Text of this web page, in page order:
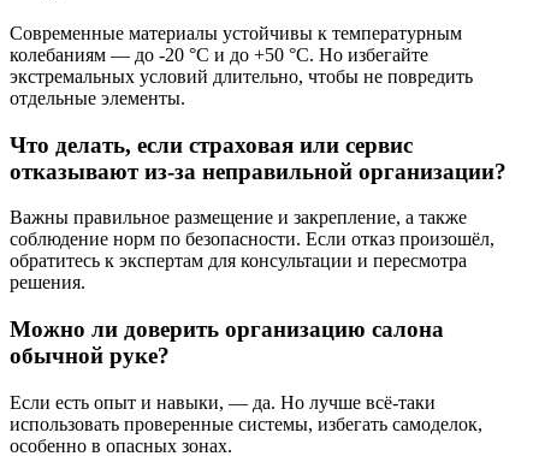
Современные материалы устойчивы к температурным
колебаниям — до -20 °C и до +50 °C. Но избегайте
экстремальных условий длительно, чтобы не повредить
отдельные элементы.
Что делать, если страховая или сервис
отказывают из-за неправильной организации?
Важны правильное размещение и закрепление, а также
соблюдение норм по безопасности. Если отказ произошёл,
обратитесь к экспертам для консультации и пересмотра
решения.
Можно ли доверить организацию салона
обычной руке?
Если есть опыт и навыки, — да. Но лучше всё-таки
использовать проверенные системы, избегать самоделок,
особенно в опасных зонах.